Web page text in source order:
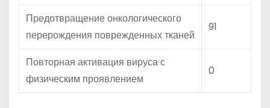
Предотвращение онкологического
перерождения поврежденных тканей
91
Повторная активация вируса с
физическим проявлением
0